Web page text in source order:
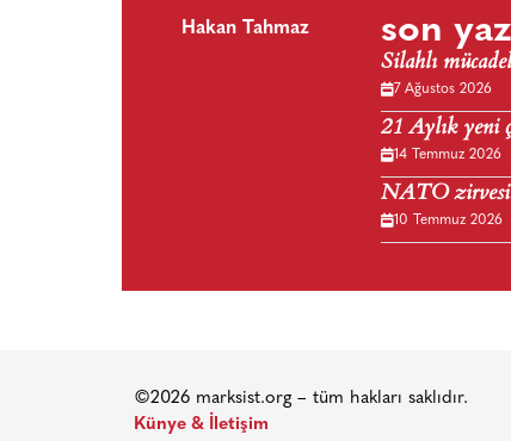
Hakan Tahmaz son
Silahlı
7 Ağustos 2026
21 Aylık yeni
14 Temmuz 2026
NATO zirvesi
10 Temmuz 2026
©2026 marksist.org – tüm hakları saklıdır.
Künye & İletişim